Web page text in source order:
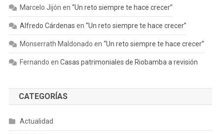
Marcelo Jijón en “Un reto siempre te hace crecer”
Alfredo Cárdenas en “Un reto siempre te hace crecer”
Monserrath Maldonado en “Un reto siempre te hace crecer”
Fernando en Casas patrimoniales de Riobamba a revisión
CATEGORÍAS
Actualidad